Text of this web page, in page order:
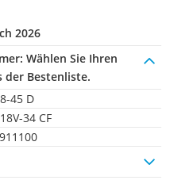
2026
Wählen Sie Ihren
der Bestenliste.
45 D
34 CF